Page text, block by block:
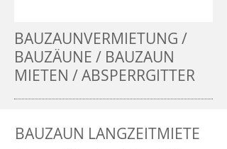
BAUZAUNVERMIETUNG /
BAUZÄUNE / BAUZAUN
MIETEN / ABSPERRGITTER
BAUZAUN LANGZEITMIETE